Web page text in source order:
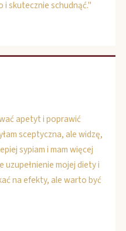
skutecznie schudnąć."
apetyt i poprawić
sceptyczna, ale widzę,
sypiam i mam więcej
uzupełnienie mojej diety i
na efekty, ale warto być